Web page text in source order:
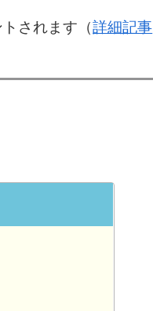
されます（詳細記事